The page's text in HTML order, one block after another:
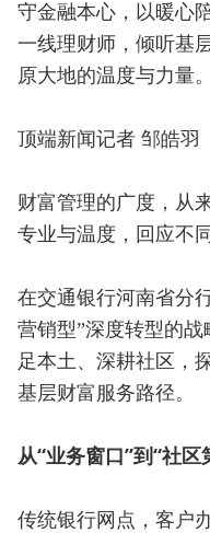
守金融本心，以暖心
一线理财师，倾听基
原大地的温度与力量。
顶端新闻记者 邹皓羽
财富管理的广度，从
专业与温度，回应不
在交通银行河南省分
营销型”深度转型的
足本土、深耕社区，
基层财富服务路径。
从“业务窗口”到“社区
传统银行网点，客户